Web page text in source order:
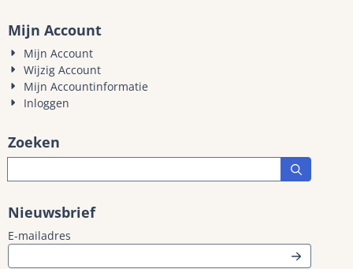
Mijn Account
Mijn Account
Wijzig Account
Mijn Accountinformatie
Inloggen
Zoeken
Nieuwsbrief
E-mailadres